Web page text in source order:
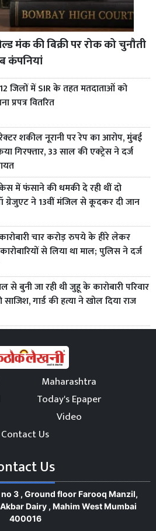
की बिक्री पर रोक को चुनौती
कंपनियां
12 जिलों में SIR के तहत मतदाताओं को
प्रपत्र वितरित
शकील नूरानी पर रेप का आरोप, मुंबई
गिरफ्तार, 33 साल की एक्ट्रेस ने दर्ज
में फंसाने की धमकी दे रही थीं दो
ग्रेजुएट ने 13वीं मंजिल से कूदकर दी जान
चार करोड़ रुपये के हीरे लेकर
से लिया था माल; पुलिस ने दर्ज
से बुनी जा रही थी जुहू के कारोबारी परिवार
गार्ड की हत्या ने खोल दिया राज
Maharashtra
Today's Epaper
Video
Contact Us
Us
3 , Ground floor Farooq Manzil,
Dairy , Mahim West Mumbai
400016